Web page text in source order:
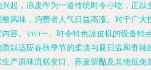
起，凉皮作为一道传统时令小吃，正
风味，消费者人气日益高涨。对于广
容。\n\n一、时令特色凉皮机的设备
以适应春秋季节的柔淡与夏日温和香
产原味流糕变口、荞麦留酤及其他低